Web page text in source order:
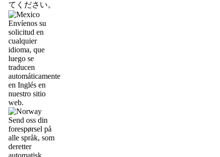
てください。
Envíenos su
solicitud en
cualquier
idioma, que
luego se
traducen
automáticamente
en Inglés en
nuestro sitio
web.
Send oss din
forespørsel på
alle språk, som
deretter
automatisk